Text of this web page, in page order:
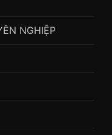
NGHIỆP